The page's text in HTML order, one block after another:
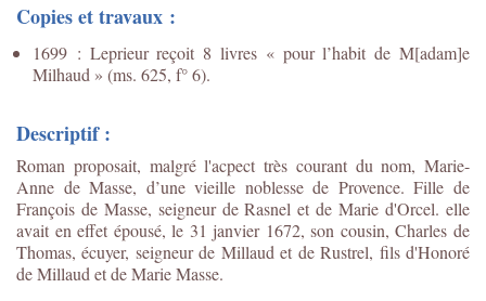
Copies et travaux :
1699 : Leprieur reçoit 8 livres « pour l’habit de M[adam]e
Milhaud » (ms. 625, f° 6).
Descriptif :
Roman proposait, malgré l'acpect très courant du nom, Marie-
Anne de Masse, d’une vieille noblesse de Provence. Fille de
François de Masse, seigneur de Rasnel et de Marie d'Orcel. elle
avait en effet épousé, le 31 janvier 1672, son cousin, Charles de
Thomas, écuyer, seigneur de Millaud et de Rustrel, fils d'Honoré
de Millaud et de Marie Masse.